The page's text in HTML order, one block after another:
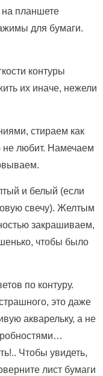
планшете
для бумаги.
контуры
их иначе, нежели
стираем как
не любит. Намечаем
и белый (если
свечу). Желтым
закрашиваем,
чтобы было
по контуру.
это даже
акварельку, а не
Чтобы увидеть,
лист бумаги